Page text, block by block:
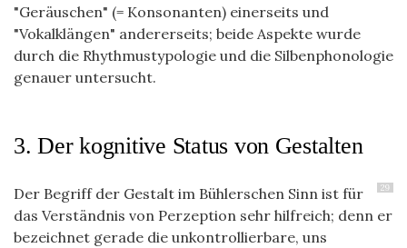
"Geräuschen" (= Konsonanten) einerseits und
"Vokalklängen" andererseits; beide Aspekte wurde
durch die Rhythmustypologie und die Silbenphonologie
genauer untersucht.
3. Der kognitive Status von Gestalten
29
Der Begriff der Gestalt im Bühlerschen Sinn ist für
das Verständnis von Perzeption sehr hilfreich; denn er
bezeichnet gerade die unkontrollierbare, uns